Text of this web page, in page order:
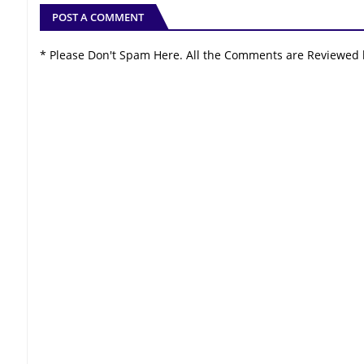
POST A COMMENT
* Please Don't Spam Here. All the Comments are Reviewed